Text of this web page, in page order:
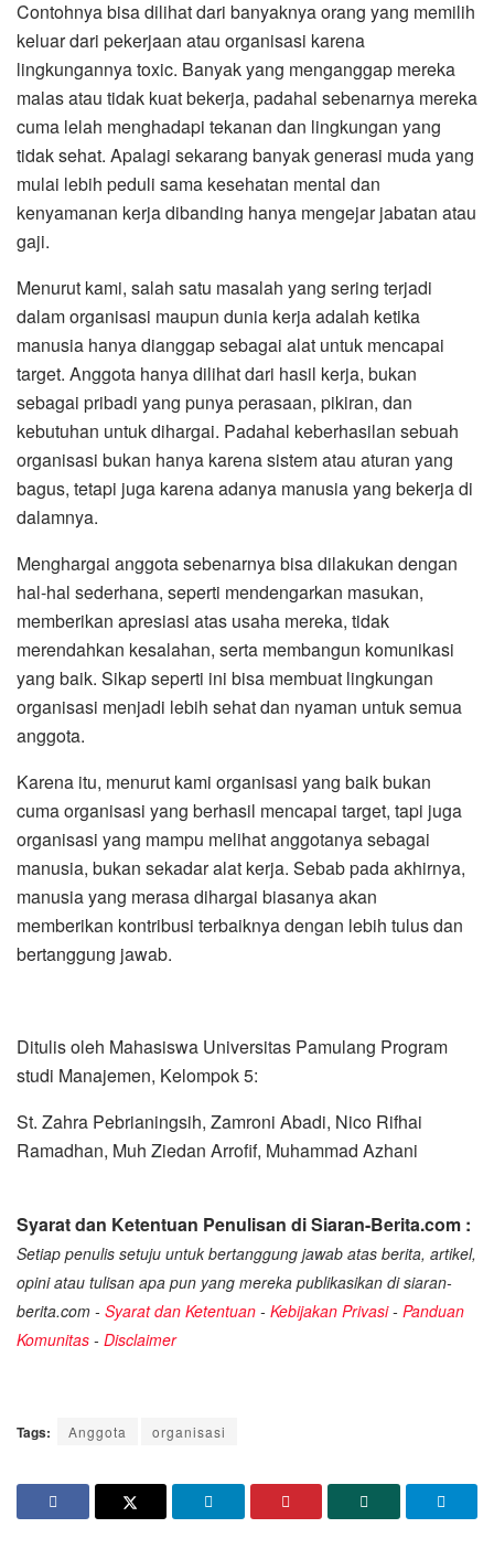
Contohnya bisa dilihat dari banyaknya orang yang memilih
keluar dari pekerjaan atau organisasi karena
lingkungannya toxic. Banyak yang menganggap mereka
malas atau tidak kuat bekerja, padahal sebenarnya mereka
cuma lelah menghadapi tekanan dan lingkungan yang
tidak sehat. Apalagi sekarang banyak generasi muda yang
mulai lebih peduli sama kesehatan mental dan
kenyamanan kerja dibanding hanya mengejar jabatan atau
gaji.
Menurut kami, salah satu masalah yang sering terjadi
dalam organisasi maupun dunia kerja adalah ketika
manusia hanya dianggap sebagai alat untuk mencapai
target. Anggota hanya dilihat dari hasil kerja, bukan
sebagai pribadi yang punya perasaan, pikiran, dan
kebutuhan untuk dihargai. Padahal keberhasilan sebuah
organisasi bukan hanya karena sistem atau aturan yang
bagus, tetapi juga karena adanya manusia yang bekerja di
dalamnya.
Menghargai anggota sebenarnya bisa dilakukan dengan
hal-hal sederhana, seperti mendengarkan masukan,
memberikan apresiasi atas usaha mereka, tidak
merendahkan kesalahan, serta membangun komunikasi
yang baik. Sikap seperti ini bisa membuat lingkungan
organisasi menjadi lebih sehat dan nyaman untuk semua
anggota.
Karena itu, menurut kami organisasi yang baik bukan
cuma organisasi yang berhasil mencapai target, tapi juga
organisasi yang mampu melihat anggotanya sebagai
manusia, bukan sekadar alat kerja. Sebab pada akhirnya,
manusia yang merasa dihargai biasanya akan
memberikan kontribusi terbaiknya dengan lebih tulus dan
bertanggung jawab.
Ditulis oleh Mahasiswa Universitas Pamulang Program
studi Manajemen, Kelompok 5:
St. Zahra Pebrianingsih, Zamroni Abadi, Nico Rifhai
Ramadhan, Muh Ziedan Arrofif, Muhammad Azhani
Syarat dan Ketentuan Penulisan di Siaran-Berita.com :
Setiap penulis setuju untuk bertanggung jawab atas berita, artikel,
opini atau tulisan apa pun yang mereka publikasikan di siaran-
berita.com - Syarat dan Ketentuan - Kebijakan Privasi- Panduan
Komunitas - Disclaimer
Tags: Anggota organisasi